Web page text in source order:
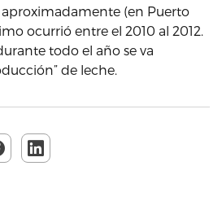
(en Puerto
ocurrió entre el 2010 al 2012.
todo el año se va
de leche.